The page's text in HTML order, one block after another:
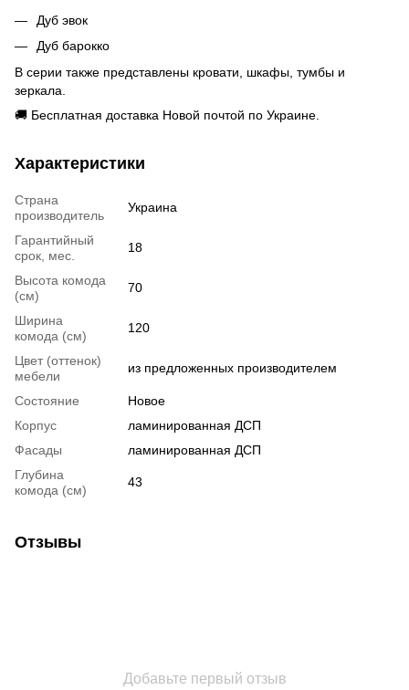
Дуб эвок
Дуб барокко
В серии также представлены кровати, шкафы, тумбы и
зеркала.
🚚 Бесплатная доставка Новой почтой по Украине.
Характеристики
Страна
производитель
Украина
Гарантийный
срок, мес.
18
Высота комода
(см)
70
Ширина
комода (см)
120
Цвет (оттенок)
мебели
из предложенных производителем
Состояние
Новое
Корпус
ламинированная ДСП
Фасады
ламинированная ДСП
Глубина
комода (см)
43
Отзывы
Добавьте первый отзыв